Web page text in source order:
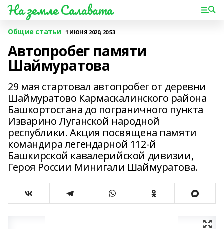
На земле Салавата
Общие статьи 1 ИЮНЯ 2020, 20:53
Автопробег памяти
Шаймуратова
29 мая стартовал автопробег от деревни
Шаймуратово Кармаскалинского района
Башкортостана до пограничного пункта
Изварино Луганской народной
республики. Акция посвящена памяти
командира легендарной 112-й
Башкирской кавалерийской дивизии,
Героя России Минигали Шаймуратова.